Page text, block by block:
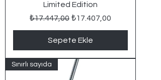
Limited Edition
Normal Fiyat
₺17.447,00 İndirimli Fiyat
₺17.407,00
Sepete Ekle
Sınırlı sayıda